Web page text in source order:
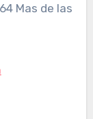
Mas de las